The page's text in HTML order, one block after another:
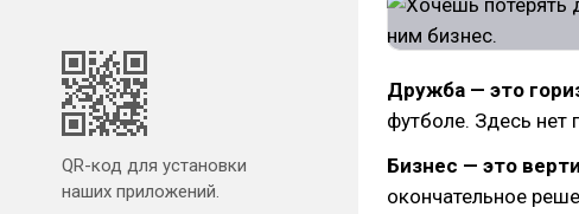
QR-код для установки
наших приложений.
Дружба — это
футболе. Здесь нет
Бизнес — это
окончательное